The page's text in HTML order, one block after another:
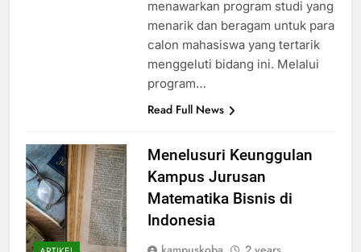
menawarkan program studi yang
menarik dan beragam untuk para
calon mahasiswa yang tertarik
menggeluti bidang ini. Melalui
program…
Read Full News
Menelusuri Keunggulan
Kampus Jurusan
Matematika Bisnis di
Indonesia